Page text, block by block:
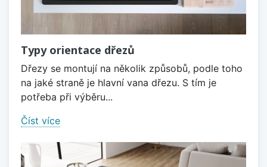
Typy orientace dřezů
Dřezy se montují na několik způsobů, podle toho
na jaké straně je hlavní vana dřezu. S tím je
potřeba při výběru...
Číst více